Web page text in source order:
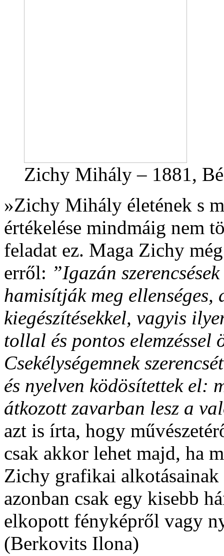
Zichy Mihály – 1881,
»Zichy Mihály életének s
értékelése mindmáig nem
feladat ez. Maga Zichy
erről: ”Igazán
hamisítják meg
kiegészítésekkel, vagyis
tollal és pontos
Csekélységemnek
és nyelven ködösítettek el:
átkozott zavarban lesz a
azt is írta, hogy
csak akkor lehet majd, ha
Zichy grafikai alkotásainak
azonban csak egy kisebb
elkopott fényképről vagy
(Berkovits Ilona)